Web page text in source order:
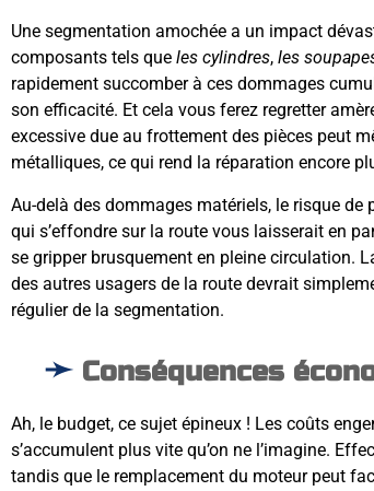
Une segmentation amochée a un impact
composants tels que les cylindres, les
rapidement succomber à ces dommages
son efficacité. Et cela vous ferez regretter
excessive due au frottement des pièces peut
métalliques, ce qui rend la réparation encore
Au-delà des dommages matériels, le risque
qui s’effondre sur la route vous laisserait en
se gripper brusquement en pleine circulation.
des autres usagers de la route devrait
régulier de la segmentation.
Conséquences
Ah, le budget, ce sujet épineux ! Les coûts
s’accumulent plus vite qu’on ne l’imagine.
tandis que le remplacement du moteur peut